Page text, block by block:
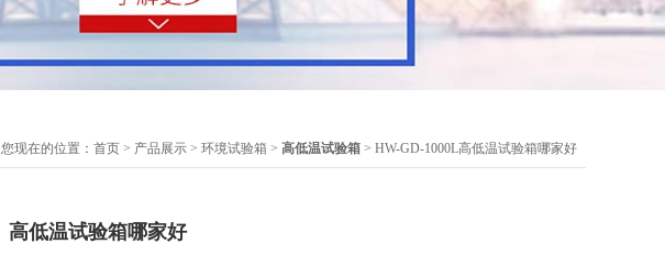
您现在的位置： 首页 > 产品展示 > 环境试验箱 > 高低温试验箱 > HW-GD-1000L高低温试验箱哪家好
高低温试验箱哪家好